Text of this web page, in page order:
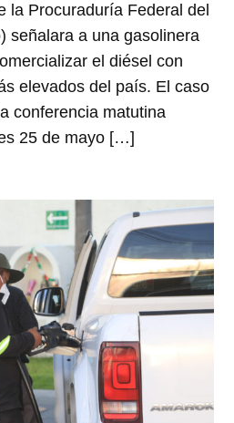
la Procuraduría Federal del
señalara a una gasolinera
el diésel con
elevados del país. El caso
conferencia matutina
25 de mayo […]